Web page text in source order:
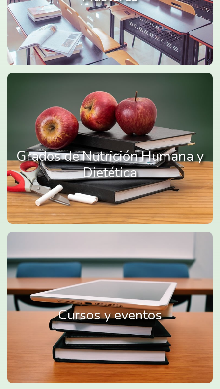
Grados de Nutrición Humana y
Dietética
Cursos y eventos